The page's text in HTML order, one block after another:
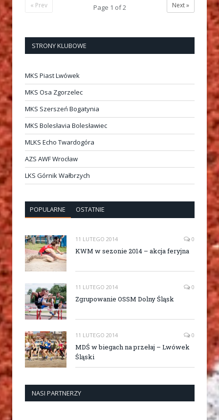
Next »
Page 1 of2
« Prev
STRONY KLUBOWE
MKS Piast Lwówek
MKS Osa Zgorzelec
MKS Szerszeń Bogatynia
MKS Bolesłavia Bolesławiec
MLKS Echo Twardogóra
AZS AWF Wrocław
LKS Górnik Wałbrzych
POPULARNE OSTATNIE
11 LUTEGO 2014 0
KWM w sezonie 2014 – akcja feryjna
11 LUTEGO 2014 0
Zgrupowanie OSSM Dolny Śląsk
11 LUTEGO 2014 0
MDŚ w biegach na przełaj – Lwówek
Śląski
NASI PARTNERZY